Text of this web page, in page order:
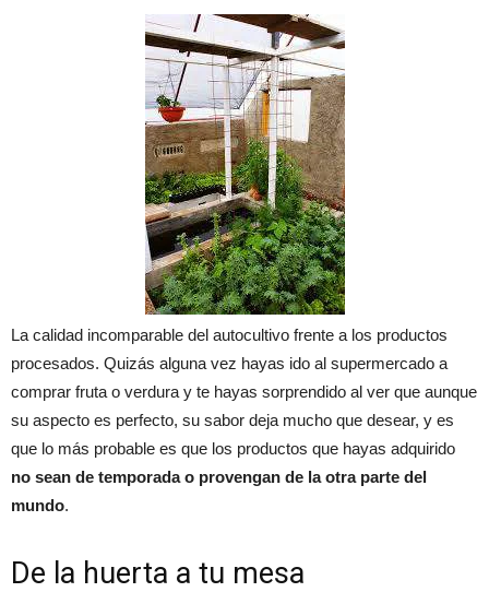
La calidad incomparable del autocultivo frente a los productos
procesados. Quizás alguna vez hayas ido al supermercado a
comprar fruta o verdura y te hayas sorprendido al ver que aunque
su aspecto es perfecto, su sabor deja mucho que desear, y es
que lo más probable es que los productos que hayas adquirido
no sean de temporada o provengan de la otra parte del
mundo.
De la huerta a tu mesa